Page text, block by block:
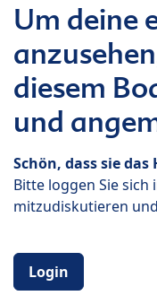
Um deine
diesem
und
Schön, dass sie
Bitte loggen Sie sich
mitzudiskutieren
Login